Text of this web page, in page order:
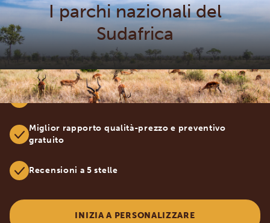
I parchi nazionali del
Sudafrica
Viaggi al 100% su misura
Miglior rapporto qualità-prezzo e preventivo
gratuito
Recensioni a 5 stelle
INIZIA A PERSONALIZZARE